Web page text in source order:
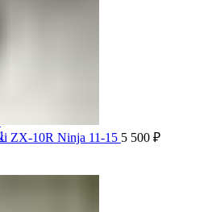
ZX-10R Ninja 11-15 5 500 ₽